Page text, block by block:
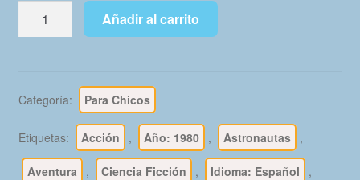
GORDON
Vértice
Vol.
Añadir al carrito
Categoría: Para Chicos
Etiquetas: Acción , Año: 1980 , Astronautas ,
Aventura , Ciencia Ficción , Idioma: Español ,